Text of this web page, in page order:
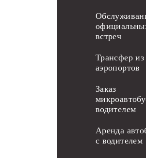
встреч
Трансфер из
аэропортов
Заказ
водителем
Аренда
с водителем